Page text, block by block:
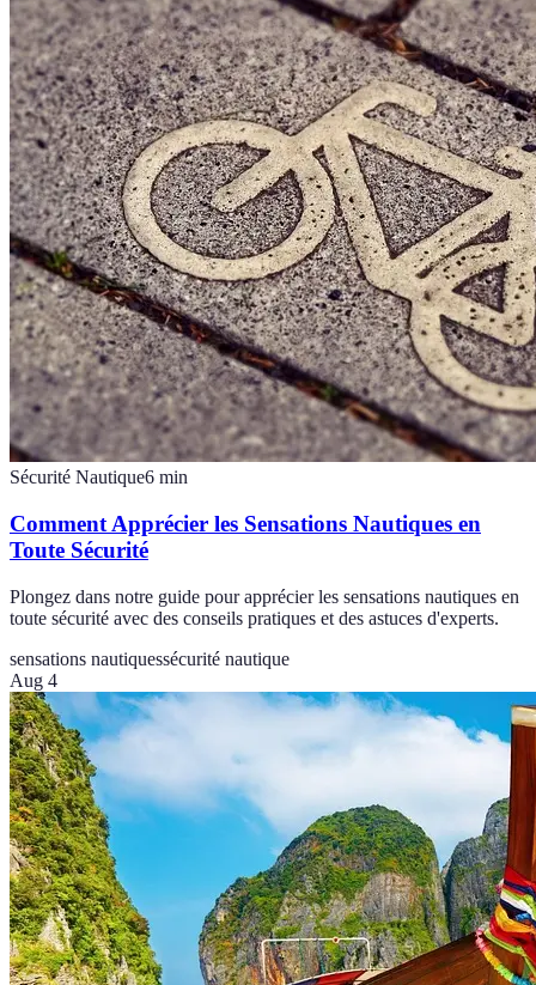
Sécurité Nautique6 min
Comment Apprécier les Sensations Nautiques en
Toute Sécurité
Plongez dans notre guide pour apprécier les sensations nautiques en
toute sécurité avec des conseils pratiques et des astuces d'experts.
sensations nautiquessécurité nautique
Aug 4